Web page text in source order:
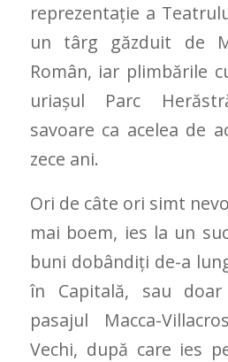
reprezentație a
un târg găzduit de
Român, iar plimbările
uriașul Parc
savoare ca acelea de
zece ani.
Ori de câte ori simt
mai boem, ies la un
buni dobândiți de-a
în Capitală, sau
pasajul Macca-
Vechi, după care ies